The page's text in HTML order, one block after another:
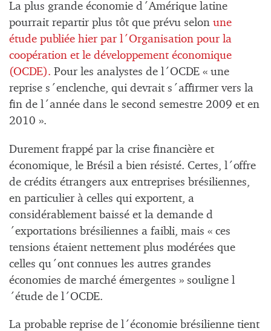
La plus grande économie d´Amérique latine
pourrait repartir plus tôt que prévu selon une
étude publiée hier par l´Organisation pour la
coopération et le développement économique
(OCDE). Pour les analystes de l´OCDE « une
reprise s´enclenche, qui devrait s´affirmer vers la
fin de l´année dans le second semestre 2009 et en
2010 ».
Durement frappé par la crise financière et
économique, le Brésil a bien résisté. Certes, l´offre
de crédits étrangers aux entreprises brésiliennes,
en particulier à celles qui exportent, a
considérablement baissé et la demande d
´exportations brésiliennes a faibli, mais « ces
tensions étaient nettement plus modérées que
celles qu´ont connues les autres grandes
économies de marché émergentes » souligne l
´étude de l´OCDE.
La probable reprise de l´économie brésilienne tient